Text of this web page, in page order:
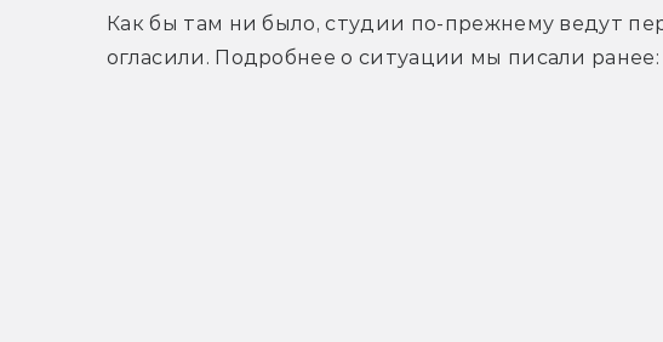
Как бы там ни было, студии по-прежнему ведут
огласили. Подробнее о ситуации мы писали ранее: